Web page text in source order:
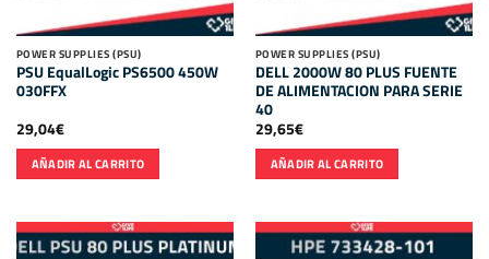
POWER SUPPLIES (PSU)
PSU EqualLogic PS6500 450W
030FFX
29,04€
AÑADIR AL CARRITO
POWER SUPPLIES (PSU)
DELL 2000W 80 PLUS FUENTE
DE ALIMENTACION PARA SERIE
40
29,65€
AÑADIR AL CARRITO